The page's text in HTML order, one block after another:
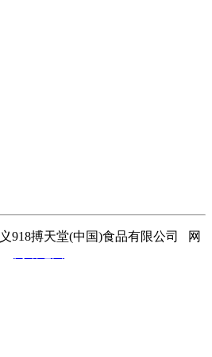
918搏天堂(中国)食品有限公司 网